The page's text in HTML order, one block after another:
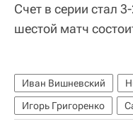
Счет в серии стал
шестой матч
Иван Вишневский
Игорь Григоренко